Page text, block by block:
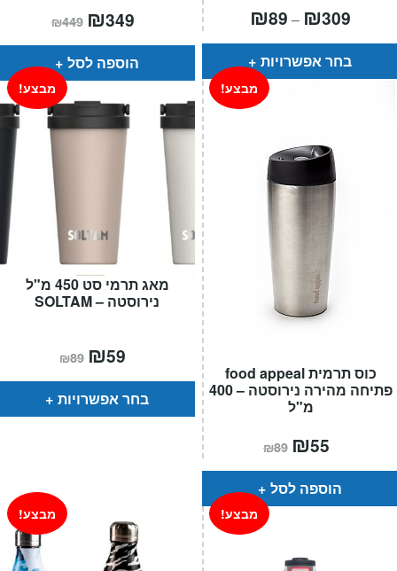
₪449 המחיר
המקורי
היה:
₪449.
₪349
הוא:
הוספה לסל
₪89 – ₪309
⁦₪89⁩
בחר אפשרויות
מאג תרמי סט 450 מ"ל
נירוסטה – SOLTAM
מבצע!
₪89 המחיר
המקורי
היה:
₪89.
₪59
הוא:
בחר אפשרויות
כוס תרמית food appeal
פתיחה מהירה נירוסטה – 400
מ"ל
מבצע!
₪89 המחיר
המקורי
היה:
₪89.
₪55
הוא:
הוספה לסל
מבצע! מבצע!